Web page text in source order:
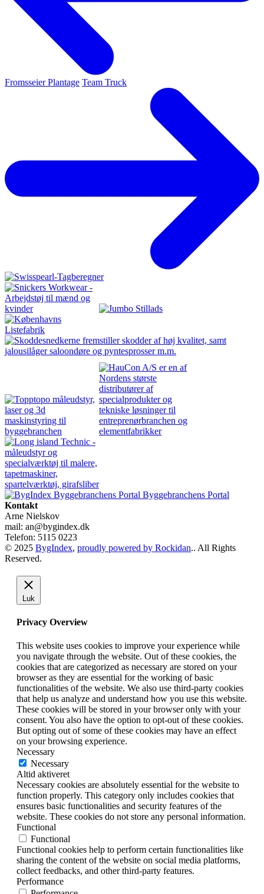
Fromsseier Plantage Team Truck
Byggebranchens Portal
Kontakt
Arne Nielskov
mail: an@bygindex.dk
Telefon: 5115 0223
© 2025 BygIndex, proudly powered by Rockidan.. All Rights
Reserved.
Luk
Privacy Overview
This website uses cookies to improve your experience while
you navigate through the website. Out of these cookies, the
cookies that are categorized as necessary are stored on your
browser as they are essential for the working of basic
functionalities of the website. We also use third-party cookies
that help us analyze and understand how you use this website.
These cookies will be stored in your browser only with your
consent. You also have the option to opt-out of these cookies.
But opting out of some of these cookies may have an effect
on your browsing experience.
Necessary
Necessary
Altid aktiveret
Necessary cookies are absolutely essential for the website to
function properly. This category only includes cookies that
ensures basic functionalities and security features of the
website. These cookies do not store any personal information.
Functional
Functional
Functional cookies help to perform certain functionalities like
sharing the content of the website on social media platforms,
collect feedbacks, and other third-party features.
Performance